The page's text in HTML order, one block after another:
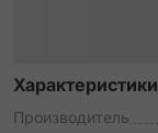
Характеристики
Производитель